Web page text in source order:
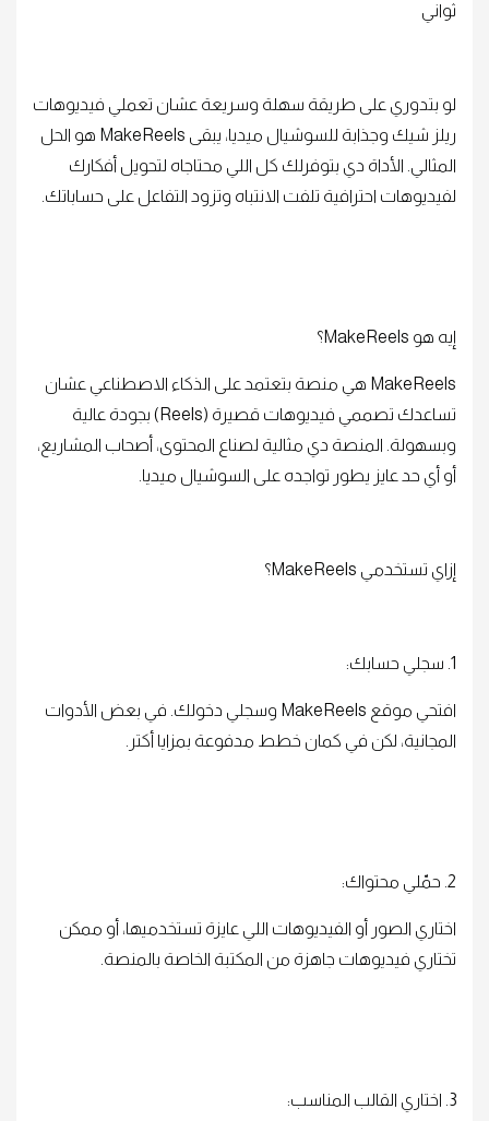
ثواني
لو بتدوري على طريقة سهلة وسريعة عشان تعملي فيديوهات
ريلز شيك وجذابة للسوشيال ميديا، يبقى MakeReels هو الحل
المثالي. الأداة دي بتوفرلك كل اللي محتاجاه لتحويل أفكارك
لفيديوهات احترافية تلفت الانتباه وتزود التفاعل على حساباتك.
إيه هو MakeReels؟
MakeReels هي منصة بتعتمد على الذكاء الاصطناعي عشان
تساعدك تصممي فيديوهات قصيرة (Reels) بجودة عالية
وبسهولة. المنصة دي مثالية لصناع المحتوى، أصحاب المشاريع،
أو أي حد عايز يطور تواجده على السوشيال ميديا.
إزاي تستخدمي MakeReels؟
1. سجلي حسابك:
افتحي موقع MakeReels وسجلي دخولك. في بعض الأدوات
المجانية، لكن في كمان خطط مدفوعة بمزايا أكتر.
2. حمّلي محتواك:
اختاري الصور أو الفيديوهات اللي عايزة تستخدميها، أو ممكن
تختاري فيديوهات جاهزة من المكتبة الخاصة بالمنصة.
3. اختاري القالب المناسب: